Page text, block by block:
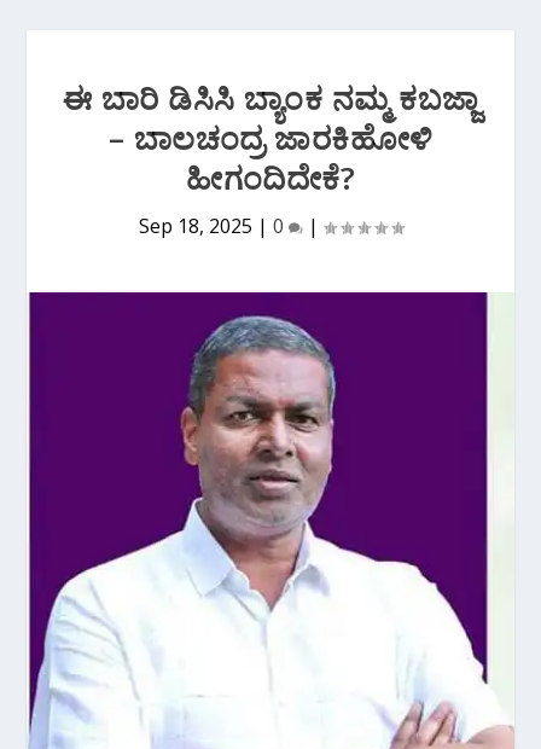
ಈ ಬಾರಿ‌ ಡಿಸಿಸಿ ಬ್ಯಾಂಕ ನಮ್ಮ ಕಬಜ್ಜಾ
– ಬಾಲಚಂದ್ರ ಜಾರಕಿಹೋಳಿ
ಹೀಗಂದಿದೇಕೆ?
Sep 18, 2025 | 0 |